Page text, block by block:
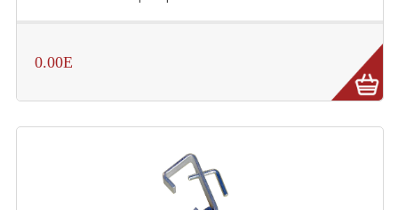
Enceintes Autonomes Portables Amplifiées
Enceintes Hifi
0.00E